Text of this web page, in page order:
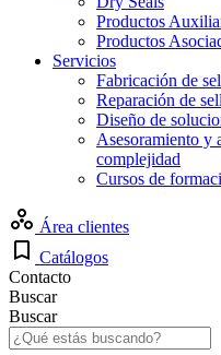
Productos
Productos
Servicios
Fabricación de
Reparación de
Diseño de
Asesoramiento y
complejidad
Cursos de
Área clientes
Catálogos
Contacto
Buscar
Buscar